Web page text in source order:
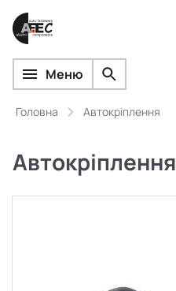
Меню
Головна Автокріплення
Автокріплення